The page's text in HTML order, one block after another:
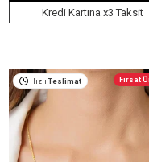
Kredi Kartına x3 Taksit
Hızlı Teslimat Fırsat